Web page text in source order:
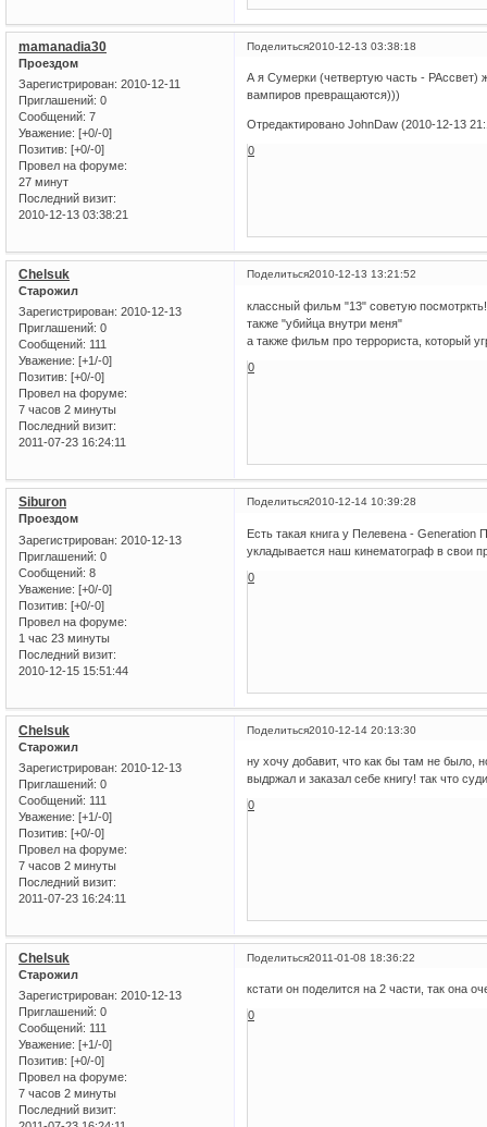
Поделиться2010-12-13 03:38:18
mamanadia30
Проездом
Зарегистрирован: 2010-12-11
Приглашений: 0
Сообщений: 7
Уважение: [+0/-0]
Позитив: [+0/-0]
Провел на форуме:
27 минут
Последний визит:
2010-12-13 03:38:21
А я Сумерки (четвертую часть - РАссвет)
вампиров превращаются)))
Отредактировано JohnDaw (2010-12-13
0
Поделиться2010-12-13 13:21:52
Chelsuk
Старожил
Зарегистрирован: 2010-12-13
Приглашений: 0
Сообщений: 111
Уважение: [+1/-0]
Позитив: [+0/-0]
Провел на форуме:
7 часов 2 минуты
Последний визит:
2011-07-23 16:24:11
классный фильм "13" советую посмотркть!
также "убийца внутри меня"
а также фильм про террориста, который
0
Поделиться2010-12-14 10:39:28
Siburon
Проездом
Зарегистрирован: 2010-12-13
Приглашений: 0
Сообщений: 8
Уважение: [+0/-0]
Позитив: [+0/-0]
Провел на форуме:
1 час 23 минуты
Последний визит:
2010-12-15 15:51:44
Есть такая книга у Пелевена -
укладывается наш кинематограф в свои
0
Поделиться2010-12-14 20:13:30
Chelsuk
Старожил
Зарегистрирован: 2010-12-13
Приглашений: 0
Сообщений: 111
Уважение: [+1/-0]
Позитив: [+0/-0]
Провел на форуме:
7 часов 2 минуты
Последний визит:
2011-07-23 16:24:11
ну хочу добавит, что как бы там не
выдржал и заказал себе книгу! так что
0
Поделиться2011-01-08 18:36:22
Chelsuk
Старожил
Зарегистрирован: 2010-12-13
Приглашений: 0
Сообщений: 111
Уважение: [+1/-0]
Позитив: [+0/-0]
Провел на форуме:
7 часов 2 минуты
Последний визит:
кстати он поделится на 2 части, так она
0